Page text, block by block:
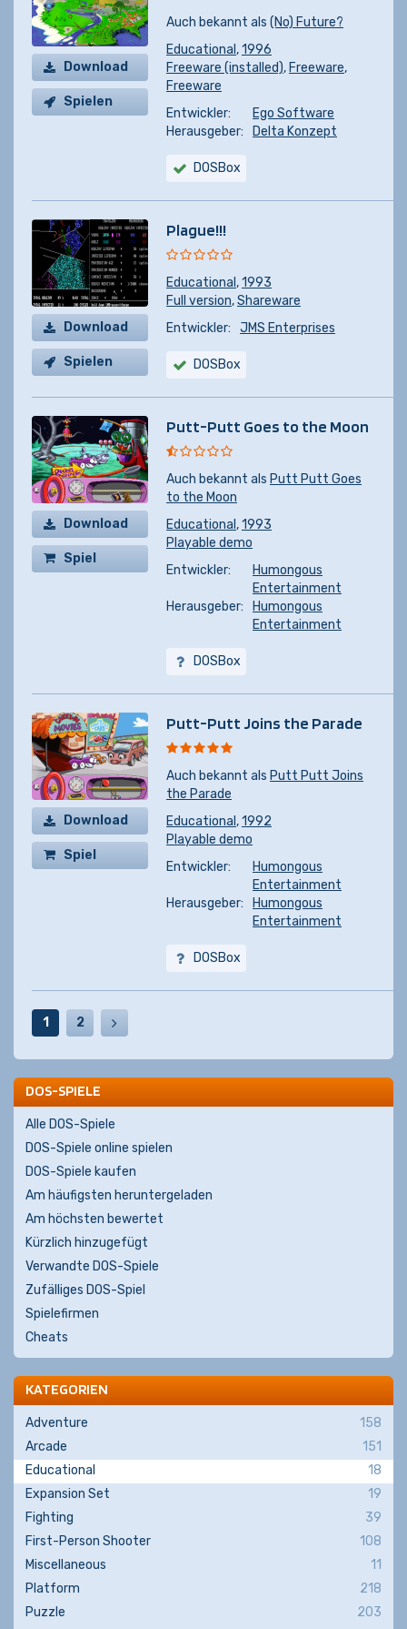
Download
Spielen
Auch bekannt als (No) Future?
Educational ,1996
Freeware (installed), Freeware,
Freeware
Entwickler:
Ego Software
Herausgeber:
Delta Konzept
DOSBox
Download
Spielen
Plague!!!
Educational ,1993
Full version,Shareware
Entwickler:
JMS Enterprises
DOSBox
Download
Spiel
Putt-Putt Goes to the Moon
Auch bekannt als Putt Putt Goes
to the Moon
Educational ,1993
Playable demo
Entwickler:
Humongous
Entertainment
Herausgeber:
Humongous
Entertainment
DOSBox
Download
Spiel
Putt-Putt Joins the Parade
Auch bekannt als Putt Putt Joins
the Parade
Educational ,1992
Playable demo
Entwickler:
Humongous
Entertainment
Herausgeber:
Humongous
Entertainment
DOSBox
1 2
DOS-SPIELE
Alle DOS-Spiele
DOS-Spiele online spielen
DOS-Spiele kaufen
Am häufigsten heruntergeladen
Am höchsten bewertet
Kürzlich hinzugefügt
Verwandte DOS-Spiele
Zufälliges DOS-Spiel
Spielefirmen
Cheats
KATEGORIEN
Adventure
158
Arcade
151
Educational
18
Expansion Set
19
Fighting
39
First-Person Shooter
108
Miscellaneous
11
Platform
218
Puzzle
203